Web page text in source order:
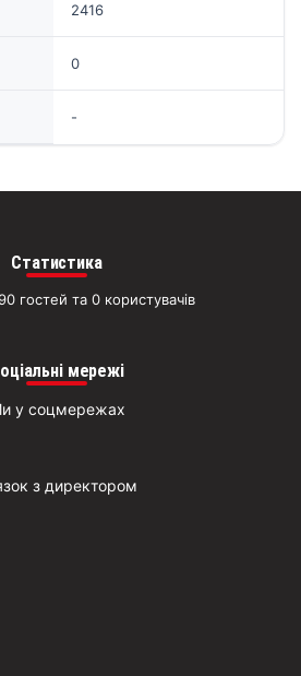
2416
0
-
Статистика
гостей та 0 користувачів
мережі
у соцмережах
з директором